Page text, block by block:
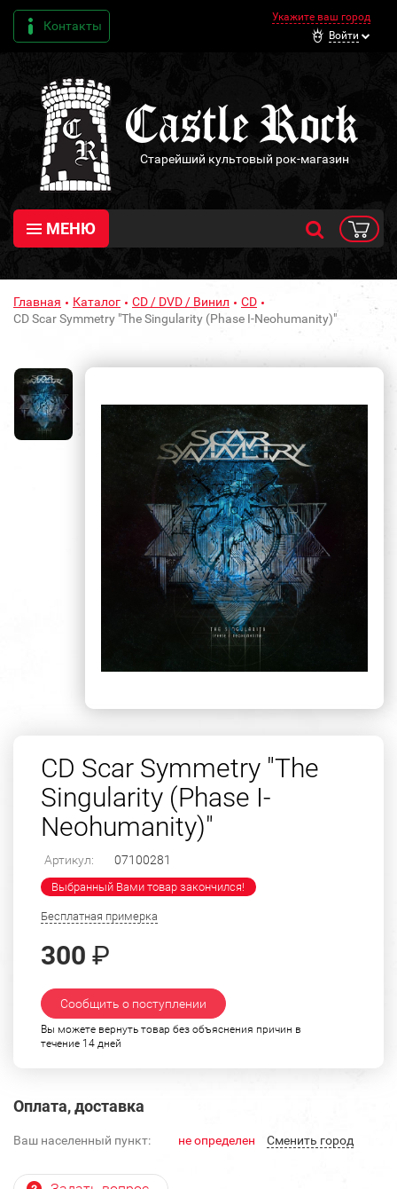
Контакты
Укажите ваш город
Войти
Старейший культовый рок-магазин
МЕНЮ
Главная Каталог CD / DVD / Винил
CD
CD Scar Symmetry "The Singularity (Phase I-Neohumanity)"
CD Scar Symmetry "The
Singularity (Phase I-
Neohumanity)"
Артикул: 07100281
Выбранный Вами товар закончился!
Бесплатная примерка
300 ₽
Сообщить о поступлении
Вы можете вернуть товар без объяснения причин в
течение 14 дней
Оплата, доставка
Ваш населенный пункт: не определен Cменить город